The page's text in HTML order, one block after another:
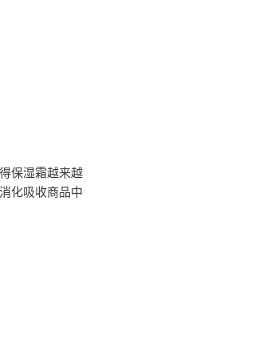
保湿霜越来越
化吸收商品中